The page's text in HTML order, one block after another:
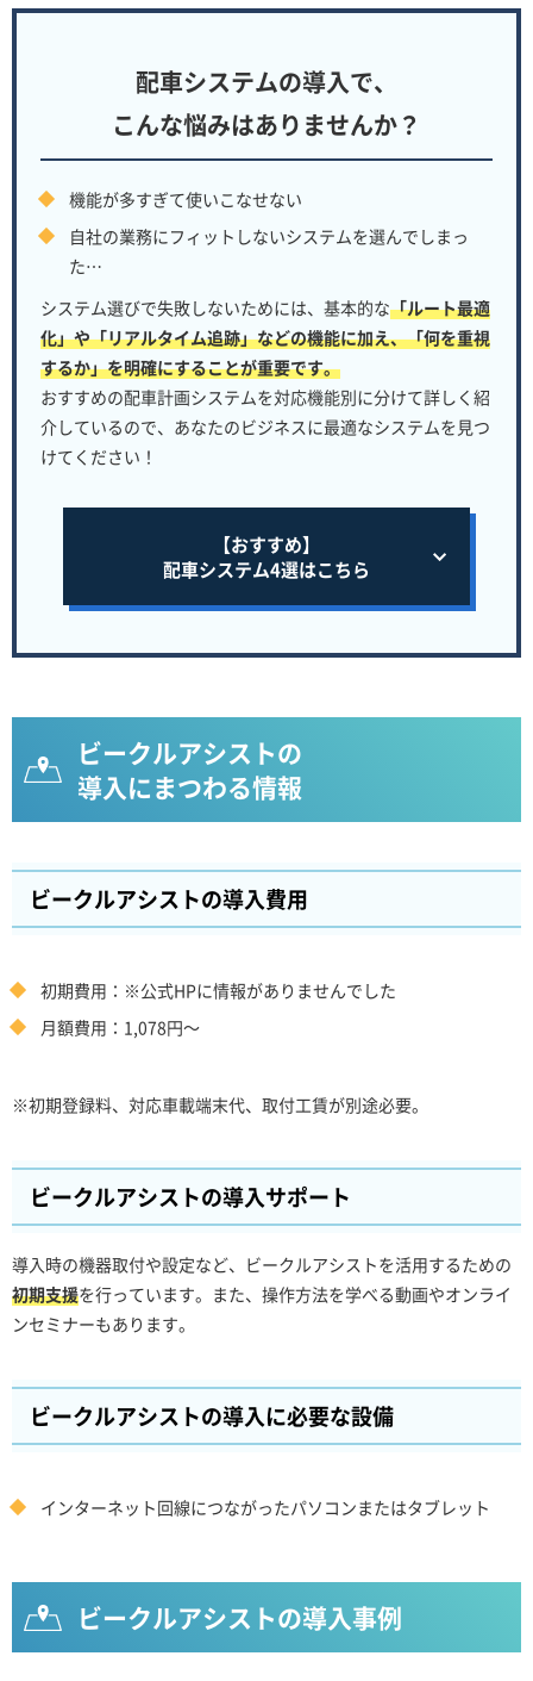
配車システムの導入で、
こんな悩みはありませんか？
機能が多すぎて使いこなせない
自社の業務にフィットしないシステムを選んでしまっ
た…
システム選びで失敗しないためには、基本的な「ルート最適
化」や「リアルタイム追跡」などの機能に加え、「何を重視
するか」を明確にすることが重要です。
おすすめの配車計画システムを対応機能別に分けて詳しく紹
介しているので、あなたのビジネスに最適なシステムを見つ
けてください！
【おすすめ】
配車システム4選はこちら
ビークルアシストの
導入にまつわる情報
ビークルアシストの導入費用
初期費用：※公式HPに情報がありませんでした
月額費用：1,078円～
※初期登録料、対応車載端末代、取付工賃が別途必要。
ビークルアシストの導入サポート
導入時の機器取付や設定など、ビークルアシストを活用するための
初期支援を行っています。また、操作方法を学べる動画やオンライ
ンセミナーもあります。
ビークルアシストの導入に必要な設備
インターネット回線につながったパソコンまたはタブレット
ビークルアシストの導入事例